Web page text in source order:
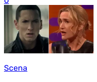
Scena